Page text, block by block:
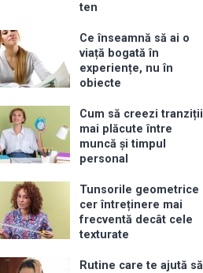
ten
Ce înseamnă să ai o
viață bogată în
experiențe, nu în
obiecte
Cum să creezi tranziții
mai plăcute între
muncă și timpul
personal
Tunsorile geometrice
cer întreținere mai
frecventă decât cele
texturate
Rutine care te ajută să